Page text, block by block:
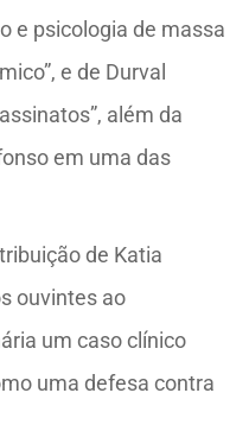
e psicologia de massa
e de Durval
além da
em uma das
de Katia
ouvintes ao
um caso clínico
uma defesa contra